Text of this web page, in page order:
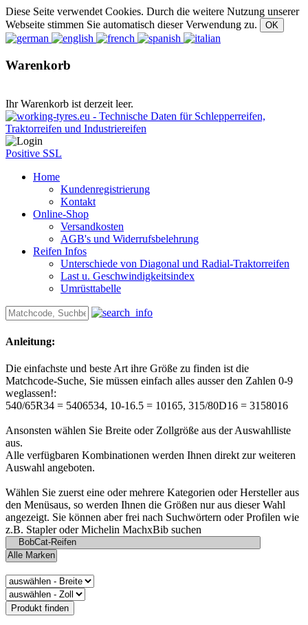
Diese Seite verwendet Cookies. Durch die weitere Nutzung unserer
Webseite stimmen Sie automatisch dieser Verwendung zu.
Warenkorb
Ihr Warenkorb ist derzeit leer.
Positive SSL
Home
Kundenregistrierung
Kontakt
Online-Shop
Versandkosten
AGB's und Widerrufsbelehrung
Reifen Infos
Unterschiede von Diagonal und Radial-Traktorreifen
Last u. Geschwindigkeitsindex
Umrüsttabelle
Anleitung:
Die einfachste und beste Art ihre Größe zu finden ist die
Matchcode-Suche, Sie müssen einfach alles ausser den Zahlen 0-9
weglassen!:
540/65R34 = 5406534, 10-16.5 = 10165, 315/80D16 = 3158016
Ansonsten wählen Sie Breite oder Zollgröße aus der Auswahlliste
aus.
Alle verfügbaren Kombinationen werden Ihnen direkt zur weiteren
Auswahl angeboten.
Wählen Sie zuerst eine oder mehrere Kategorien oder Hersteller aus
den Menüsaus, so werden Ihnen die Größen nur aus dieser Wahl
angezeigt. Sie können aber frei nach Suchwörtern oder Profilen wie
z.B. Stapler oder Michelin MachxBib suchen